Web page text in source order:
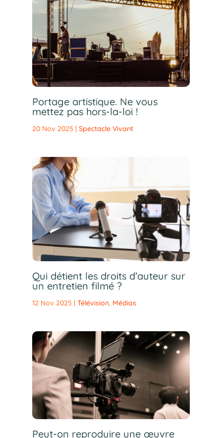
Portage artistique. Ne vous
mettez pas hors-la-loi !
20 Nov 2025 Spectacle Vivant
Qui détient les droits d’auteur sur
un entretien filmé ?
12 Nov 2025 | Télévision, Médias
Peut-on reproduire une œuvre